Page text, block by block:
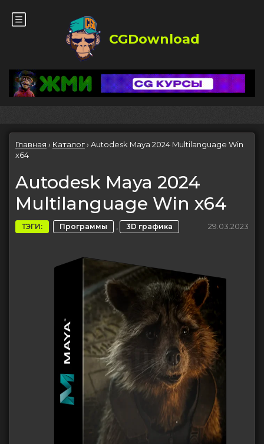
CGDownload
Главная › Каталог› Autodesk Maya 2024 Multilanguage Win
x64
Autodesk Maya 2024
Multilanguage Win x64
ТЭГИ: Программы , 3D графика 29.03.2023